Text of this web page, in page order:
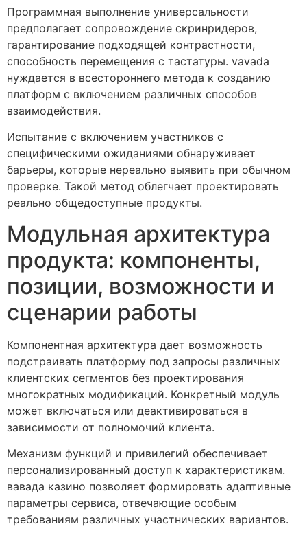
Программная выполнение универсальности
предполагает сопровождение скринридеров,
гарантирование подходящей контрастности,
способность перемещения с тастатуры. vavada
нуждается в всестороннего метода к созданию
платформ с включением различных способов
взаимодействия.
Испытание с включением участников с
специфическими ожиданиями обнаруживает
барьеры, которые нереально выявить при обычном
проверке. Такой метод облегчает проектировать
реально общедоступные продукты.
Модульная архитектура
продукта: компоненты,
позиции, возможности и
сценарии работы
Компонентная архитектура дает возможность
подстраивать платформу под запросы различных
клиентских сегментов без проектирования
многократных модификаций. Конкретный модуль
может включаться или деактивироваться в
зависимости от полномочий клиента.
Механизм функций и привилегий обеспечивает
персонализированный доступ к характеристикам.
вавада казино позволяет формировать адаптивные
параметры сервиса, отвечающие особым
требованиям различных участнических вариантов.